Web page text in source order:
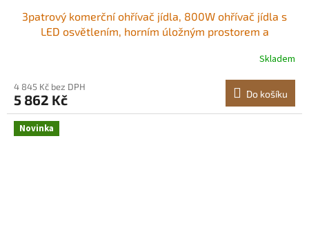
3patrový komerční ohřívač jídla, 800W ohřívač jídla s
LED osvětlením, horním úložným prostorem a
57 l na hamburgery, pizzu, chléb, smažené kuře LED
Skladem
4 845 Kč bez DPH
5 862 Kč Do košíku
Novinka